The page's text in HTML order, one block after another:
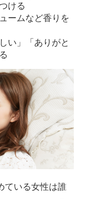
ける
ームなど香りを
い」「ありがと
ている女性は誰